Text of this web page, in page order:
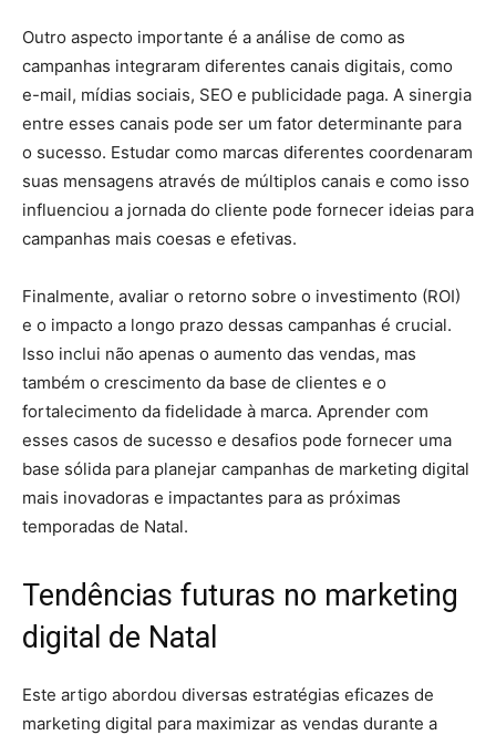
Outro aspecto importante é a análise de como as
campanhas integraram diferentes canais digitais, como
e-mail, mídias sociais, SEO e publicidade paga. A sinergia
entre esses canais pode ser um fator determinante para
o sucesso. Estudar como marcas diferentes coordenaram
suas mensagens através de múltiplos canais e como isso
influenciou a jornada do cliente pode fornecer ideias para
campanhas mais coesas e efetivas.
Finalmente, avaliar o retorno sobre o investimento (ROI)
e o impacto a longo prazo dessas campanhas é crucial.
Isso inclui não apenas o aumento das vendas, mas
também o crescimento da base de clientes e o
fortalecimento da fidelidade à marca. Aprender com
esses casos de sucesso e desafios pode fornecer uma
base sólida para planejar campanhas de marketing digital
mais inovadoras e impactantes para as próximas
temporadas de Natal.
Tendências futuras no marketing
digital de Natal
Este artigo abordou diversas estratégias eficazes de
marketing digital para maximizar as vendas durante a